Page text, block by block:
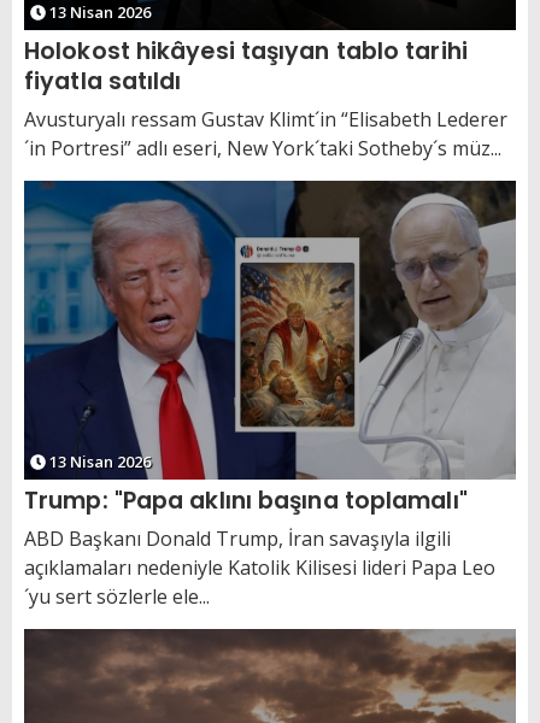
13 Nisan 2026
Holokost hikâyesi taşıyan tablo tarihi
fiyatla satıldı
Avusturyalı ressam Gustav Klimt´in “Elisabeth Lederer
´in Portresi” adlı eseri, New York´taki Sotheby´s müz...
13 Nisan 2026
Trump: "Papa aklını başına toplamalı"
ABD Başkanı Donald Trump, İran savaşıyla ilgili
açıklamaları nedeniyle Katolik Kilisesi lideri Papa Leo
´yu sert sözlerle ele...